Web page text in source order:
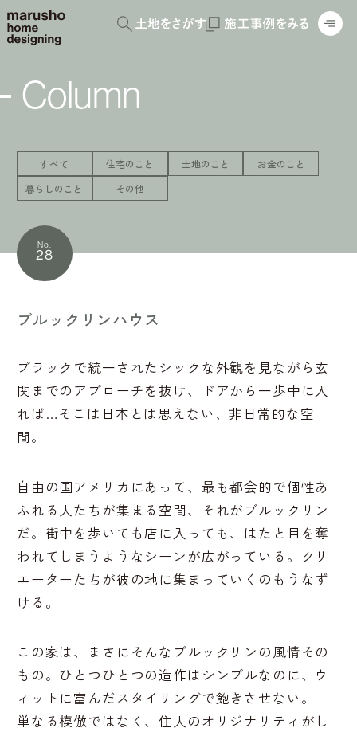
Column
すべて 住宅のこと 土地のこと
お金のこと
暮らしのこと
その他
No.
28
ブルックリンハウス
ブラックで統一されたシックな外観を見ながら玄
関までのアプローチを抜け、ドアから一歩中に入
れば…そこは日本とは思えない、非日常的な空
間。
自由の国アメリカにあって、最も都会的で個性あ
ふれる人たちが集まる空間、それがブルックリン
だ。街中を歩いても店に入っても、はたと目を奪
われてしまうようなシーンが広がっている。クリ
エーターたちが彼の地に集まっていくのもうなず
ける。
この家は、まさにそんなブルックリンの風情その
もの。ひとつひとつの造作はシンプルなのに、ウ
ィットに富んだスタイリングで飽きさせない。
単なる模倣ではなく、住人のオリジナリティがし